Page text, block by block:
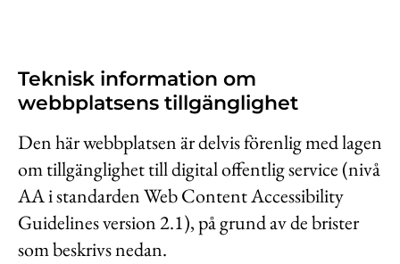
Teknisk information om
webbplatsens tillgänglighet
Den här webbplatsen är delvis förenlig med lagen
om tillgänglighet till digital offentlig service (nivå
AA i standarden Web Content Accessibility
Guidelines version 2.1), på grund av de brister
som beskrivs nedan.